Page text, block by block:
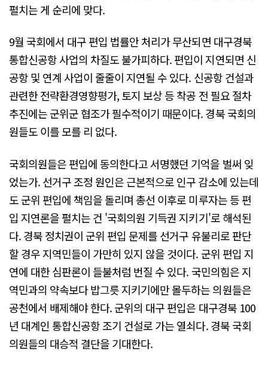
펼치는 게 순리에 맞다.
9월 국회에서 대구 편입 법률안 처리가 무산되면 대구경북
통합신공항 사업의 차질도 불가피하다. 편입이 지연되면 신
공항 및 연계 사업이 줄줄이 지연될 수 있다. 신공항 건설과
관련한 전략환경영향평가, 토지 보상 등 착공 전 필요 절차
추진에는 군위군 협조가 필수적이기 때문이다. 경북 국회의
원들도 이를 모를 리 없다.
국회의원들은 편입에 동의한다고 서명했던 기억을 벌써 잊
었는가. 선거구 조정 원인은 근본적으로 인구 감소에 있는데
도 군위 편입에 책임을 돌리며 총선 이후로 미루자는 등 편
입 지연론을 펼치는 건 '국회의원 기득권 지키기'로 해석된
다. 경북 정치권이 군위 편입 문제를 선거구 유불리로 판단
할 경우 지역민들이 가만히 있지 않을 것이다. 군위 편입 지
연에 대한 심판론이 들불처럼 번질 수 있다. 국민의힘은 지
역민과의 약속보다 밥그릇 지키기에만 몰두하는 의원들은
공천에서 배제해야 한다. 군위의 대구 편입은 대구경북 100
년 대계인 통합신공항 조기 건설로 가는 열쇠다. 경북 국회
의원들의 대승적 결단을 기대한다.